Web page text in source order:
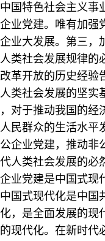
国特色社会主义事
业党建。唯有加强
业大发展。第三，
类社会发展规律的
革开放的历史经验
类社会发展的坚实
对于推动我国的经
民群众的生活水平
企业党建，推动非
人类社会发展的必
业党建是中国式现
国式现代化是中国
，是全面发展的现
现代化。在新时代